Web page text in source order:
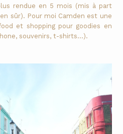
rendue en 5 mois (mis à part
sûr). Pour moi Camden est une
et shopping pour goodies en
souvenirs, t-shirts...).